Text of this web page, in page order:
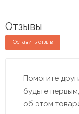
Отзывы
Оставить отзыв
Помогите
будьте
об этом